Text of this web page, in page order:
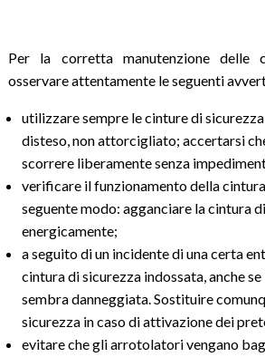
Per la corretta manutenzione delle
osservare attentamente le seguenti
utilizzare sempre le cinture di
disteso, non attorcigliato; accertarsi
scorrere liberamente senza
verificare il funzionamento della
seguente modo: agganciare la cintura
energicamente;
a seguito di un incidente di una certa
cintura di sicurezza indossata, anche
sembra danneggiata. Sostituire
sicurezza in caso di attivazione dei
evitare che gli arrotolatori vengano